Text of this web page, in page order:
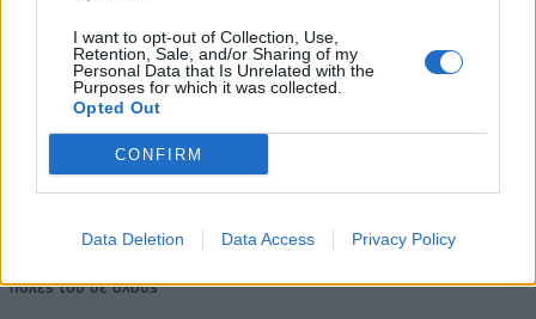
I want to opt-out of Collection, Use,
Retention, Sale, and/or Sharing of my
Personal Data that Is Unrelated with the
Purposes for which it was collected.
Opted Out
CONFIRM
Data Deletion Data Access Privacy Policy
συνεργασίας τους μέχρι το
2028
18η συνεχόμενη χρονιά για τον ΟΤΕ στη διεθνή σειρά δεικτών
FTSE4Good
πύλες του σε όλους